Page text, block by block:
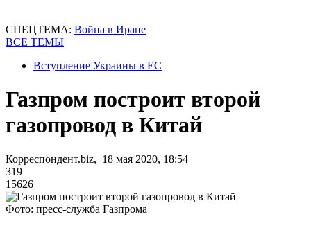
СПЕЦТЕМА: Война в Иране
ВСЕ ТЕМЫ
Вступление Украины в ЕС
Газпром построит второй
газопровод в Китай
Корреспондент.biz, 18 мая 2020, 18:54
319
15626
Фото: пресс-служба Газпрома